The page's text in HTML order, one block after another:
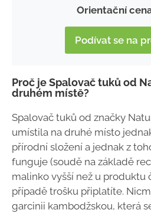
Orientační
Podívat se na
Proč je Spalovač tuků od
druhém místě?
Spalovač tuků od značky
umístila na druhé místo
přírodní složení a jednak z
funguje (soudě na základě
malinko vyšší než u produktu
případě trošku připlatíte.
garcinii kambodžskou, která